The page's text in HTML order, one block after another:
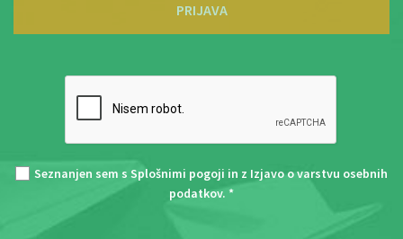
PRIJAVA
Seznanjen sem s Splošnimi pogoji in z Izjavo o varstvu osebnih
podatkov. *